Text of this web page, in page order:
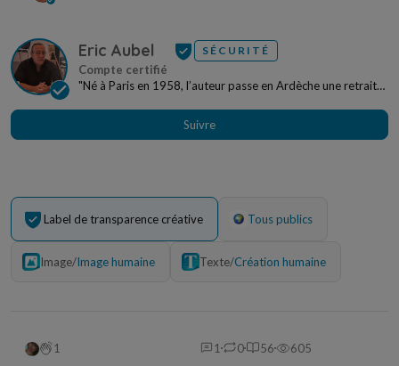
Eric Aubel SÉCURITÉ
"Né à Paris en 1958, l’auteur passe en Ardèche une retraite
Suivre
Label de transparence créative Tous publics
Image/Image humaine Texte/Création humaine
1 1 0 56 605